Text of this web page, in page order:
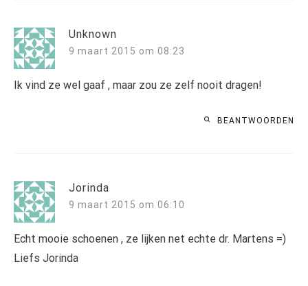
Unknown
9 maart 2015 om 08:23
Ik vind ze wel gaaf , maar zou ze zelf nooit dragen!
BEANTWOORDEN
Jorinda
9 maart 2015 om 06:10
Echt mooie schoenen , ze lijken net echte dr. Martens =)
Liefs Jorinda